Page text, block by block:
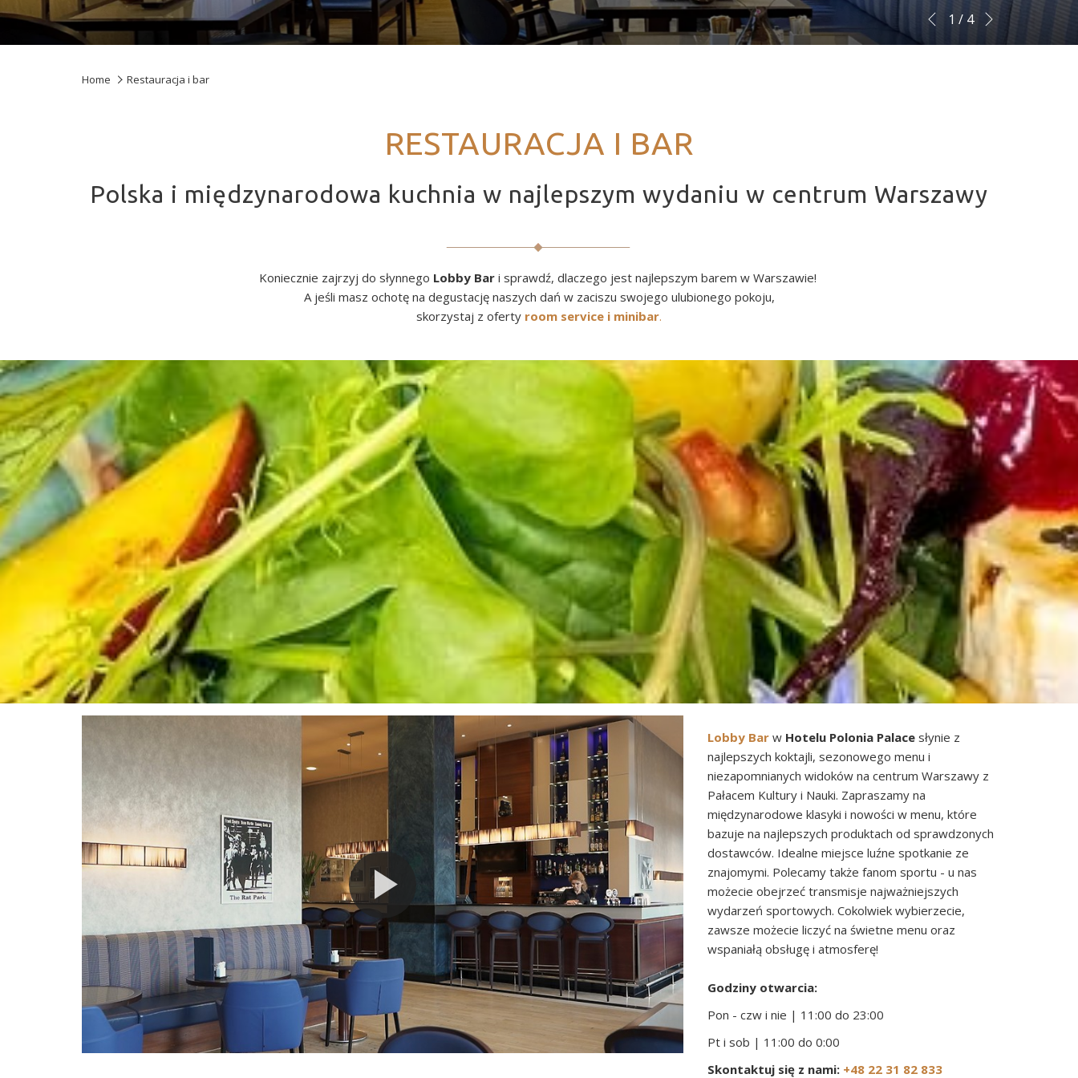
Slideshow
Klikając
Poprzednie
1 / 4 Następne
Home Restauracja i bar
RESTAURACJA I BAR
Polska i międzynarodowa kuchnia w najlepszym wydaniu w centrum Warszawy
Koniecznie zajrzyj do słynnego Lobby Bari sprawdź, dlaczego jest najlepszym barem w Warszawie!
A jeśli masz ochotę na degustację naszych dań w zaciszu swojego ulubionego pokoju,
skorzystaj z oferty room service i minibar.
Lobby Bar w Hotelu Polonia Palace słynie z
najlepszych koktajli, sezonowego menu i
niezapomnianych widoków na centrum Warszawy z
Pałacem Kultury i Nauki. Zapraszamy na
międzynarodowe klasyki i nowości w menu, które
bazuje na najlepszych produktach od sprawdzonych
dostawców. Idealne miejsce luźne spotkanie ze
znajomymi. Polecamy także fanom sportu - u nas
możecie obejrzeć transmisje najważniejszych
wydarzeń sportowych. Cokolwiek wybierzecie,
zawsze możecie liczyć na świetne menu oraz
wspaniałą obsługę i atmosferę!
Godziny otwarcia:
Pon - czw i nie | 11:00 do 23:00
Pt i sob | 11:00 do 0:00
Skontaktuj się z nami: +48 22 31 82 833